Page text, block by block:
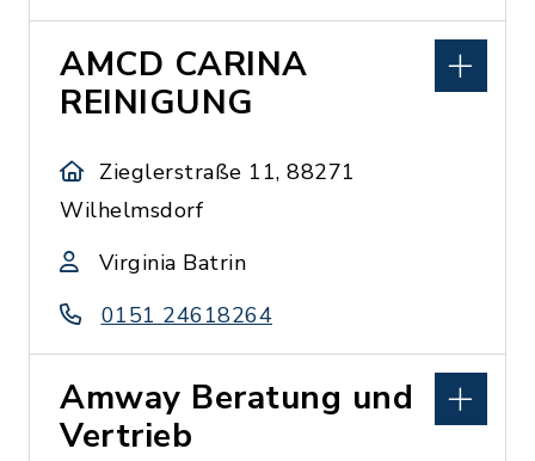
AMCD CARINA
REINIGUNG
Zieglerstraße 11, 88271
Wilhelmsdorf
Virginia Batrin
0151 24618264
Amway Beratung und
Vertrieb